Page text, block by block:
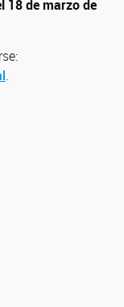
18 de marzo de
.